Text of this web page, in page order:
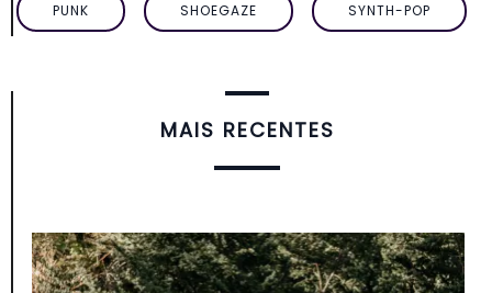
PUNK SHOEGAZE SYNTH-POP
MAIS RECENTES